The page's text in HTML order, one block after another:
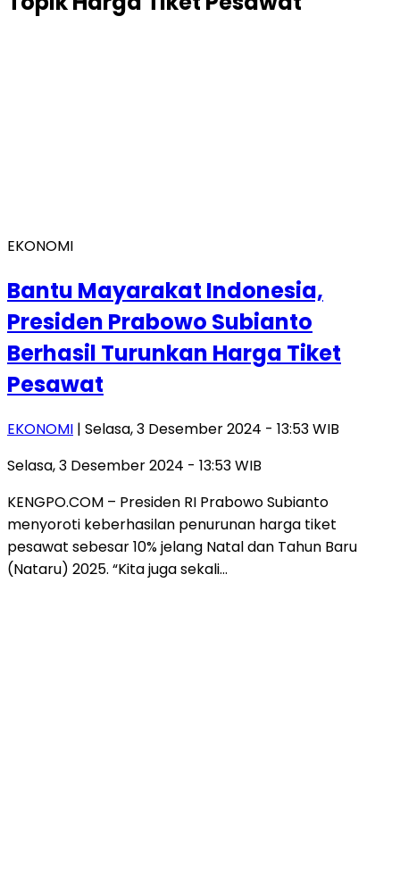
EKONOMI
Bantu Mayarakat Indonesia,
Presiden Prabowo Subianto
Berhasil Turunkan Harga Tiket
Pesawat
EKONOMI | Selasa, 3 Desember 2024 - 13:53 WIB
Selasa, 3 Desember 2024 - 13:53 WIB
KENGPO.COM – Presiden RI Prabowo Subianto
menyoroti keberhasilan penurunan harga tiket
pesawat sebesar 10% jelang Natal dan Tahun Baru
(Nataru) 2025. “Kita juga sekali…